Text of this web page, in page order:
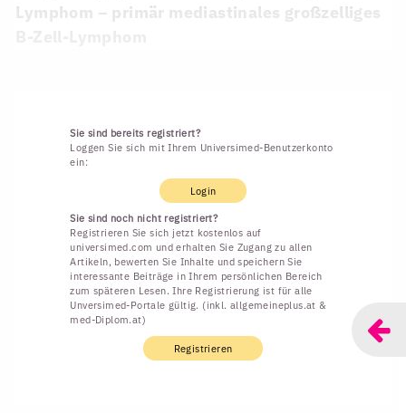
Lymphom – primär mediastinales großzelliges
Sie sind bereits registriert?
Loggen Sie sich mit Ihrem Universimed-Benutzerkonto
ein:
Login
Sie sind noch nicht registriert?
Registrieren Sie sich jetzt kostenlos auf
universimed.com und erhalten Sie Zugang zu allen
Artikeln, bewerten Sie Inhalte und speichern Sie
interessante Beiträge in Ihrem persönlichen Bereich
zum späteren Lesen. Ihre Registrierung ist für alle
Unversimed-Portale gültig. (inkl. allgemeineplus.at &
med-Diplom.at)
Registrieren